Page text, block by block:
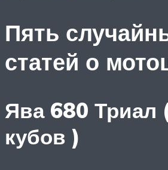
Пять
статей о
Ява 680 Триал
кубов )